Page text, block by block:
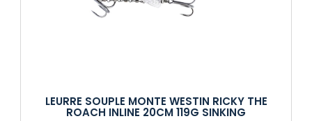
LEURRE SOUPLE MONTE WESTIN RICKY THE
ROACH INLINE 20CM 119G SINKING